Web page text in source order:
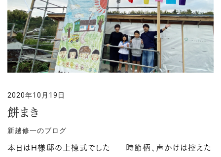
2020年10月19日
餅まき
新越修一のブログ
本日はH様邸の上棟式でした 時節柄、声かけは控えた